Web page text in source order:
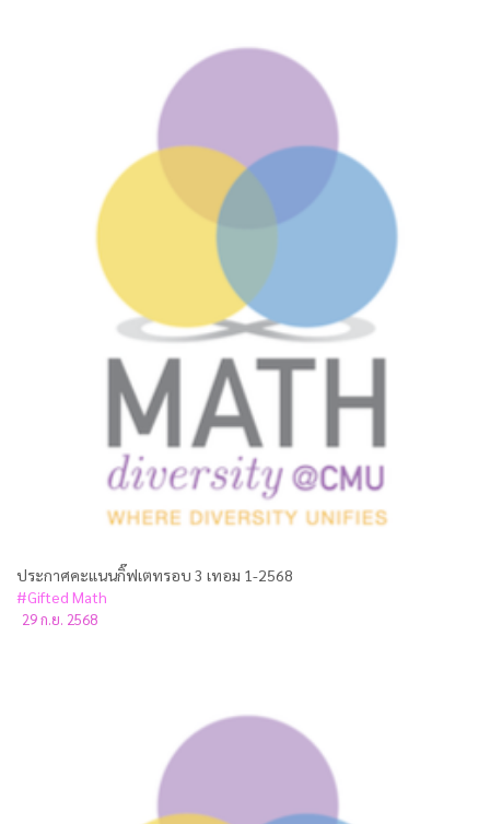
ประกาศคะแนนกิ๊ฟเตทรอบ 3 เทอม 1-2568
#Gifted Math
29 ก.ย. 2568